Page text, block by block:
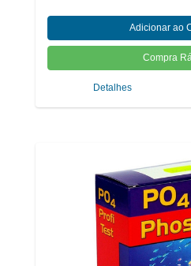
Detalhes